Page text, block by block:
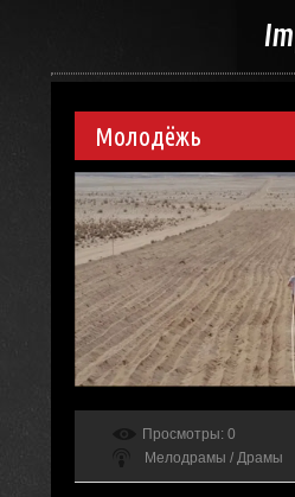
Молодёжь
Просмотры: 0
Мелодрамы / Драмы